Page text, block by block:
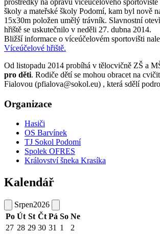
školy a mateřské školy Podomí, kam byl nově
15x30m položen umělý trávník. Slavnostní
hřiště se uskutečnilo v neděli 27. dubna 2014.
Bližší informace o víceúčelovém sportovišti
Víceúčelové hřiště.
Od listopadu 2014 probíhá v tělocvičně ZŠ a
pro děti. Rodiče dětí se mohou obracet na
Fialovou (pfialova@sokol.eu) , která sdělí
Organizace
Hasiči
OS Barvínek
TJ Sokol Podomí
Spolek OFRES
Království šneka Krasíka
Kalendář
Srpen2026
Po Út St Čt Pá So Ne
27 28 29 30 31 1
2